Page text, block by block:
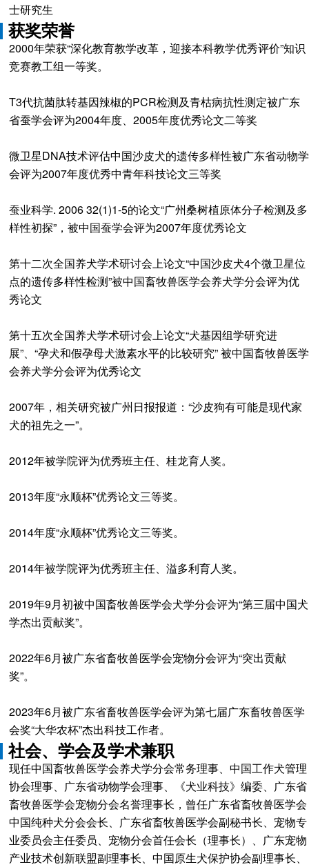
士研究生
获奖荣誉
2000年荣获“深化教育教学改革，迎接本科教学优秀评价”知识
竞赛教工组一等奖。
T3代抗菌肽转基因辣椒的PCR检测及青枯病抗性测定被广东
省蚕学会评为2004年度、2005年度优秀论文二等奖
微卫星DNA技术评估中国沙皮犬的遗传多样性被广东省动物学
会评为2007年度优秀中青年科技论文三等奖
蚕业科学. 2006 32(1)1-5的论文“广州桑树植原体分子检测及多
样性初探”，被中国蚕学会评为2007年度优秀论文
第十二次全国养犬学术研讨会上论文“中国沙皮犬4个微卫星位
点的遗传多样性检测”被中国畜牧兽医学会养犬学分会评为优
秀论文
第十五次全国养犬学术研讨会上论文“犬基因组学研究进
展”、“孕犬和假孕母犬激素水平的比较研究” 被中国畜牧兽医学
会养犬学分会评为优秀论文
2007年，相关研究被广州日报报道：“沙皮狗有可能是现代家
犬的祖先之一”。
2012年被学院评为优秀班主任、桂龙育人奖。
2013年度“永顺杯”优秀论文三等奖。
2014年度“永顺杯”优秀论文三等奖。
2014年被学院评为优秀班主任、溢多利育人奖。
2019年9月初被中国畜牧兽医学会犬学分会评为“第三届中国犬
学杰出贡献奖”。
2022年6月被广东省畜牧兽医学会宠物分会评为“突出贡献
奖”。
2023年6月被广东省畜牧兽医学会评为第七届广东畜牧兽医学
会奖“大华农杯”杰出科技工作者。
社会、学会及学术兼职
现任中国畜牧兽医学会养犬学分会常务理事、中国工作犬管理
协会理事、广东省动物学会理事、《犬业科技》编委、广东省
畜牧兽医学会宠物分会名誉理事长，曾任广东省畜牧兽医学会
中国纯种犬分会会长、广东省畜牧兽医学会副秘书长、宠物专
业委员会主任委员、宠物分会首任会长（理事长）、广东宠物
产业技术创新联盟副理事长、中国原生犬保护协会副理事长、